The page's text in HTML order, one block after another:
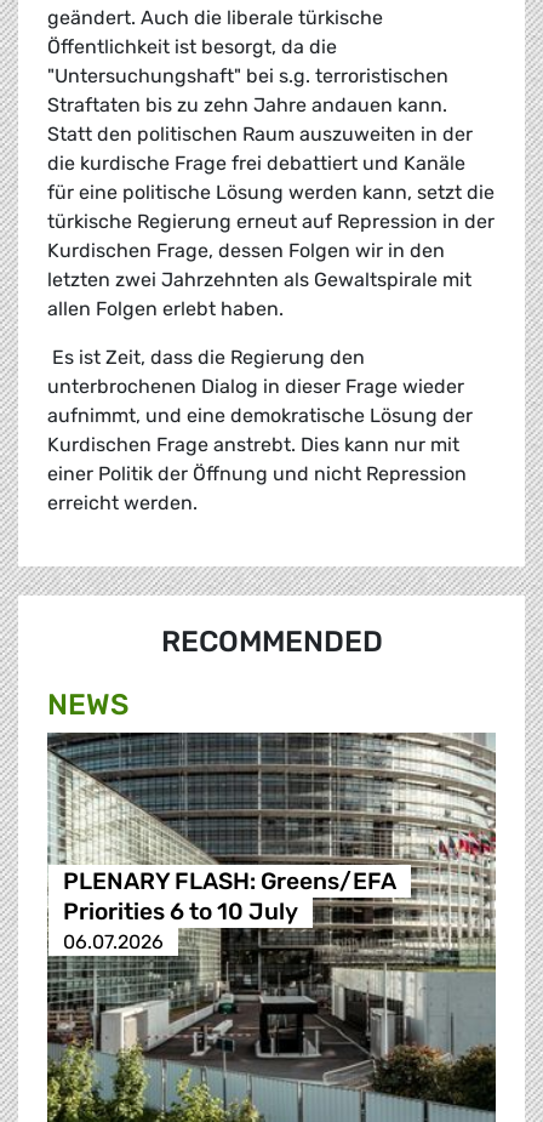
geändert. Auch die liberale türkische
Öffentlichkeit ist besorgt, da die
"Untersuchungshaft" bei s.g. terroristischen
Straftaten bis zu zehn Jahre andauen kann.
Statt den politischen Raum auszuweiten in der
die kurdische Frage frei debattiert und Kanäle
für eine politische Lösung werden kann, setzt die
türkische Regierung erneut auf Repression in der
Kurdischen Frage, dessen Folgen wir in den
letzten zwei Jahrzehnten als Gewaltspirale mit
allen Folgen erlebt haben.
Es ist Zeit, dass die Regierung den
unterbrochenen Dialog in dieser Frage wieder
aufnimmt, und eine demokratische Lösung der
Kurdischen Frage anstrebt. Dies kann nur mit
einer Politik der Öffnung und nicht Repression
erreicht werden.
RECOMMENDED
NEWS
PLENARY FLASH: Greens/EFA
Priorities 6 to 10 July
06.07.2026